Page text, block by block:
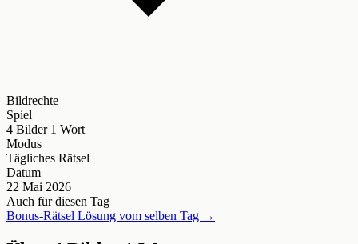
Bildrechte
Spiel
4 Bilder 1 Wort
Modus
Tägliches Rätsel
Datum
22 Mai 2026
Auch für diesen Tag
Bonus-Rätsel Lösung vom selben Tag →